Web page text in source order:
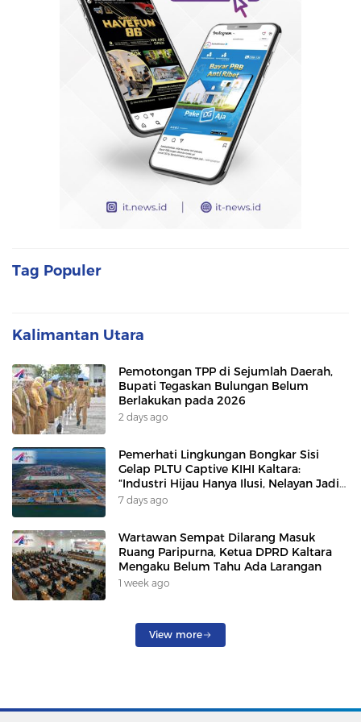
Tag Populer
Kalimantan Utara
Pemotongan TPP di Sejumlah Daerah,
Bupati Tegaskan Bulungan Belum
Berlakukan pada 2026
2 days ago
Pemerhati Lingkungan Bongkar Sisi
Gelap PLTU Captive KIHI Kaltara:
“Industri Hijau Hanya Ilusi, Nelayan Jadi
Korban”
7 days ago
Wartawan Sempat Dilarang Masuk
Ruang Paripurna, Ketua DPRD Kaltara
Mengaku Belum Tahu Ada Larangan
1 week ago
View more